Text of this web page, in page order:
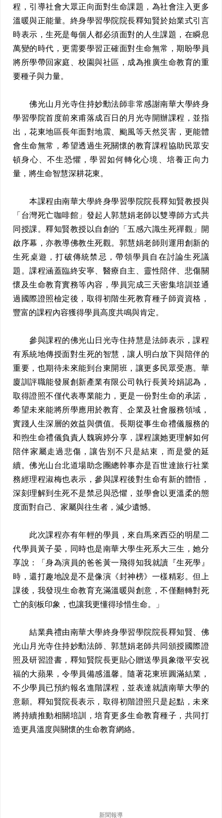
程，引導社會大眾正向面對生命課題，為社會注入更多
溫暖與正能量。終身學習學院院長釋知賢於始業式引言
時表示，生死是每個人都必須面對的人生課題，在瞬息
萬變的時代，更需要學習正確面對生命無常，期盼學員
將所學帶回家庭、校園與社區，成為推廣生命教育的重
要種子與力量。
佛光山月光寺住持妙勳法師非常感謝南華大學終身
學習學院首度前來甫落成百日的月光寺開辦課程，並指
出，花東地區長年面對地震、颱風等天然災害，更能體
會生命無常，希望透過生死關懷的教育課程協助民眾安
頓身心、不生恐懼，學習如何轉化心境、培養正向力
量，將生命智慧深耕花東。
本課程由南華大學終身學習學院院長釋知賢教授與
「台灣死亡咖啡館」發起人郭慧娟老師以雙導師方式共
同授課。釋知賢教授以自創的「五感六識生死禪觀」開
啟序幕，亦教導佛教生死觀。郭慧娟老師則運用創新的
生死桌遊，打破傳統禁忌，帶領學員自在討論生死議
題。課程涵蓋臨終安寧、醫療自主、靈性陪伴、悲傷關
懷及生命教育實務等內容，學員完成三天密集培訓並通
過國際證照檢定後，取得初階生死教育種子師資資格，
豐富的課程內容獲得學員高度共鳴與肯定。
參與課程的佛光山日光寺住持慧是法師表示，課程
有系統地傳授面對生死的智慧，讓人明白放下與陪伴的
重要，也期待未來能到台東開班，讓更多民眾受惠。華
廈訓評職能發展創新產業有限公司執行長黃玲娟認為，
取得證照不僅代表專業能力，更是一份對生命的承諾，
希望未來能將所學應用於教育、企業及社會服務領域，
實踐人生深層的效益與價值。長期從事生命禮儀服務的
和煦生命禮儀負責人魏琬婷分享，課程讓她更理解如何
陪伴家屬走過悲傷，讓告別不只是結束，而是愛的延
續。佛光山台北道場助念團總幹事亦是百世達旅行社業
務經理程淑梅也表示，參與課程後對生命有新的體悟，
深刻理解到生死不是禁忌與恐懼，並學會以更溫柔的態
度面對自己、家屬與往生者，減少遺憾。
此次課程亦有年輕的學員，來自馬來西亞的明星二
代學員黃子晏，同時也是南華大學生死系大三生，她分
享說：「身為演員的爸爸黃一飛得知我就讀『生死學』
時，還打趣地說是不是像演《封神榜》一樣精彩。但上
課後，我發現生命教育充滿溫暖與創意，不僅翻轉對死
亡的刻板印象，也讓我更懂得珍惜生命。」
結業典禮由南華大學終身學習學院院長釋知賢、佛
光山月光寺住持妙勳法師、郭慧娟老師共同頒授國際證
照及研習證書，釋知賢院長更貼心贈送學員象徵平安祝
福的大蘋果，令學員備感溫馨。隨著花東班圓滿結業，
不少學員已預約報名進階課程，並表達就讀南華大學的
意願。釋知賢院長表示，取得初階證照只是起點，未來
將持續推動相關培訓，培育更多生命教育種子，共同打
造更具溫度與關懷的生命教育網絡。
新聞報導